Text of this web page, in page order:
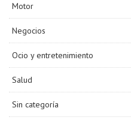
Motor
Negocios
Ocio y entretenimiento
Salud
Sin categoría